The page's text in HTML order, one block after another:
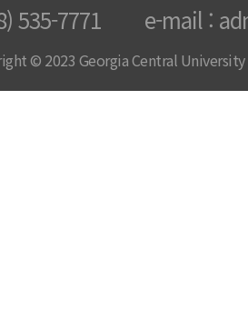
535-7771 e-mail :
© 2023 Georgia Central